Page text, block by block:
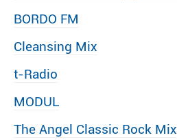
BORDO FM
Cleansing Mix
t-Radio
MODUL
The Angel Classic Rock Mix